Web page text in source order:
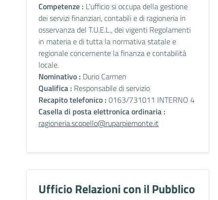
Competenze : L'ufficio si occupa della gestione
dei servizi finanziari, contabili e di ragioneria in
osservanza del T.U.E.L., dei vigenti Regolamenti
in materia e di tutta la normativa statale e
regionale concernente la finanza e contabilità
locale.
Nominativo : Durio Carmen
Qualifica : Responsabile di servizio
Recapito telefonico : 0163/731011 INTERNO 4
Casella di posta elettronica ordinaria :
ragioneria.scopello@ruparpiemonte.it
Ufficio Relazioni con il Pubblico